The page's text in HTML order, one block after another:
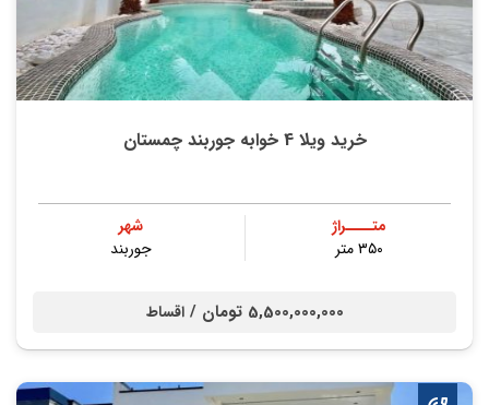
خرید ویلا 4 خوابه جوربند چمستان
متــــراژ
۳۵۰ متر
شهر
جوربند
5,500,000,000 تومان / اقساط